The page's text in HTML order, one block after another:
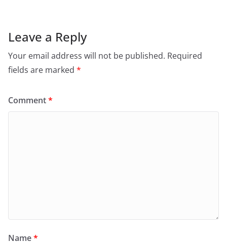
Leave a Reply
Your email address will not be published. Required
fields are marked *
Comment*
Name*